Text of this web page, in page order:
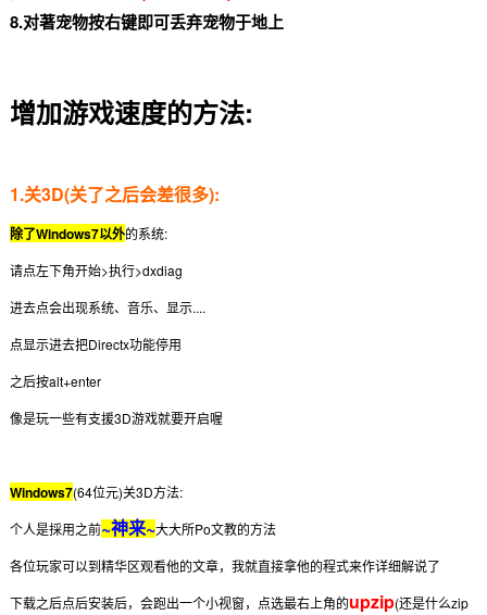
8.对著宠物按右键即可丢弃宠物于地上
增加游戏速度的方法:
1.关3D(关了之后会差很多):
除了Windows7以外的系统:
请点左下角开始>执行>dxdiag
进去点会出现系统、音乐、显示....
点显示进去把Directx功能停用
之后按alt+enter
像是玩一些有支援3D游戏就要开启喔
Windows7(64位元)关3D方法:
个人是採用之前~神来~大大所Po文教的方法
各位玩家可以到精华区观看他的文章，我就直接拿他的程式来作详细解说了
下载之后点后安装后，会跑出一个小视窗，点选最右上角的upzip(还是什么zip